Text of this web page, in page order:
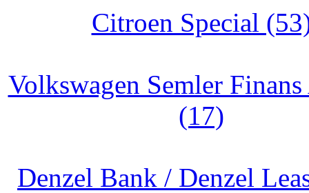
Citroen Special
Volkswagen Semler
(17)
Denzel Bank / Denzel